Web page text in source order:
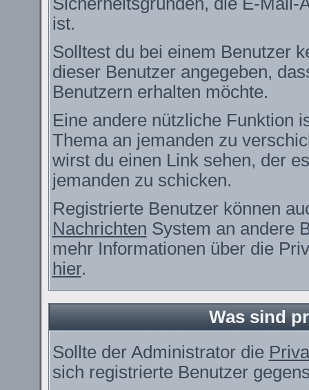
ist.
Solltest du bei einem Benutzer
dieser Benutzer angegeben,
Benutzern erhalten möchte.
Eine andere nützliche Funktion
Thema an jemanden zu
wirst du einen Link sehen, der
jemanden zu schicken.
Registrierte Benutzer können
Nachrichten System an andere
mehr Informationen über die
hier.
Was sind
Sollte der Administrator die
sich registrierte Benutzer